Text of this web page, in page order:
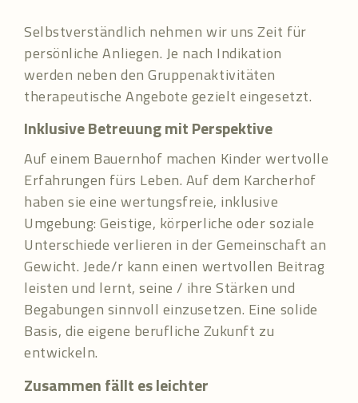
Selbstverständlich nehmen wir uns Zeit für
persönliche Anliegen. Je nach Indikation
werden neben den Gruppenaktivitäten
therapeutische Angebote gezielt eingesetzt.
Inklusive Betreuung mit Perspektive
Auf einem Bauernhof machen Kinder wertvolle
Erfahrungen fürs Leben. Auf dem Karcherhof
haben sie eine wertungsfreie, inklusive
Umgebung: Geistige, körperliche oder soziale
Unterschiede verlieren in der Gemeinschaft an
Gewicht. Jede/r kann einen wertvollen Beitrag
leisten und lernt, seine / ihre Stärken und
Begabungen sinnvoll einzusetzen. Eine solide
Basis, die eigene berufliche Zukunft zu
entwickeln.
Zusammen fällt es leichter